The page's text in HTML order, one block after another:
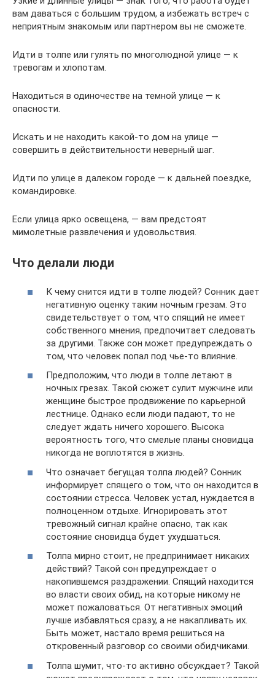
вам даваться с большим трудом, а избежать встреч с
неприятным знакомым или партнером вы не сможете.
Идти в толпе или гулять по многолюдной улице — к
тревогам и хлопотам.
Находиться в одиночестве на темной улице — к
опасности.
Искать и не находить какой-то дом на улице —
совершить в действительности неверный шаг.
Идти по улице в далеком городе — к дальней поездке,
командировке.
Если улица ярко освещена, — вам предстоят
мимолетные развлечения и удовольствия.
Что делали люди
К чему снится идти в толпе людей? Сонник дает
негативную оценку таким ночным грезам. Это
свидетельствует о том, что спящий не имеет
собственного мнения, предпочитает следовать
за другими. Также сон может предупреждать о
том, что человек попал под чье-то влияние.
Предположим, что люди в толпе летают в
ночных грезах. Такой сюжет сулит мужчине или
женщине быстрое продвижение по карьерной
лестнице. Однако если люди падают, то не
следует ждать ничего хорошего. Высока
вероятность того, что смелые планы сновидца
никогда не воплотятся в жизнь.
Что означает бегущая толпа людей? Сонник
информирует спящего о том, что он находится в
состоянии стресса. Человек устал, нуждается в
полноценном отдыхе. Игнорировать этот
тревожный сигнал крайне опасно, так как
состояние сновидца будет ухудшаться.
Толпа мирно стоит, не предпринимает никаких
действий? Такой сон предупреждает о
накопившемся раздражении. Спящий находится
во власти своих обид, на которые никому не
может пожаловаться. От негативных эмоций
лучше избавляться сразу, а не накапливать их.
Быть может, настало время решиться на
откровенный разговор со своими обидчиками.
Толпа шумит, что-то активно обсуждает? Такой